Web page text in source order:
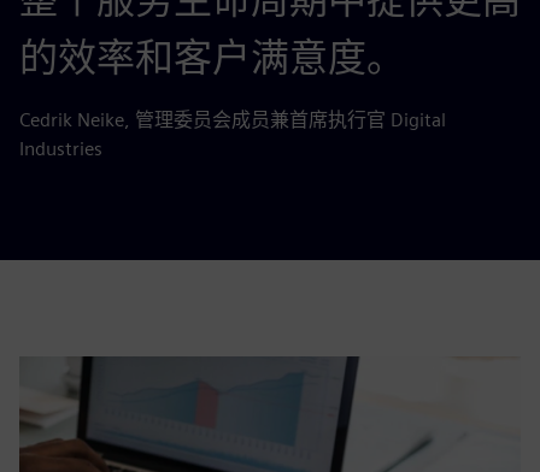
的效率和客户满意度。
Cedrik Neike, 管理委员会成员兼首席执行官 Digital
Industries